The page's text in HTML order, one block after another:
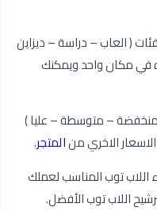
( العاب – دراسة – ديزاين
في مكان واحد ويمكنك
( منخفضة – متوسطة – عليا )
الاخري منالمتجر.
توب المناسب لعملك
اللاب توب الأفضل.